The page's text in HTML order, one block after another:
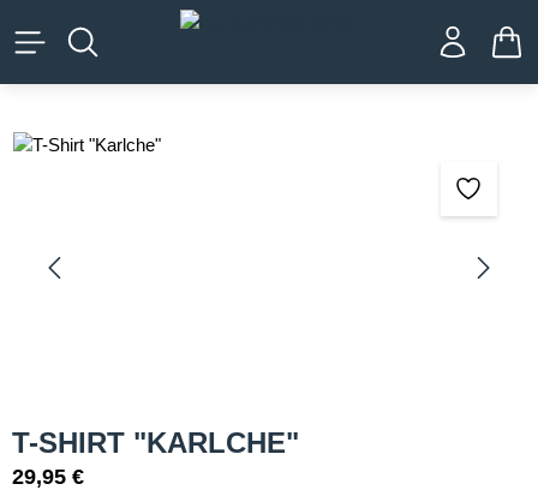
springen
Bildergalerie überspringen
T-SHIRT "KARLCHE"
29,95 €